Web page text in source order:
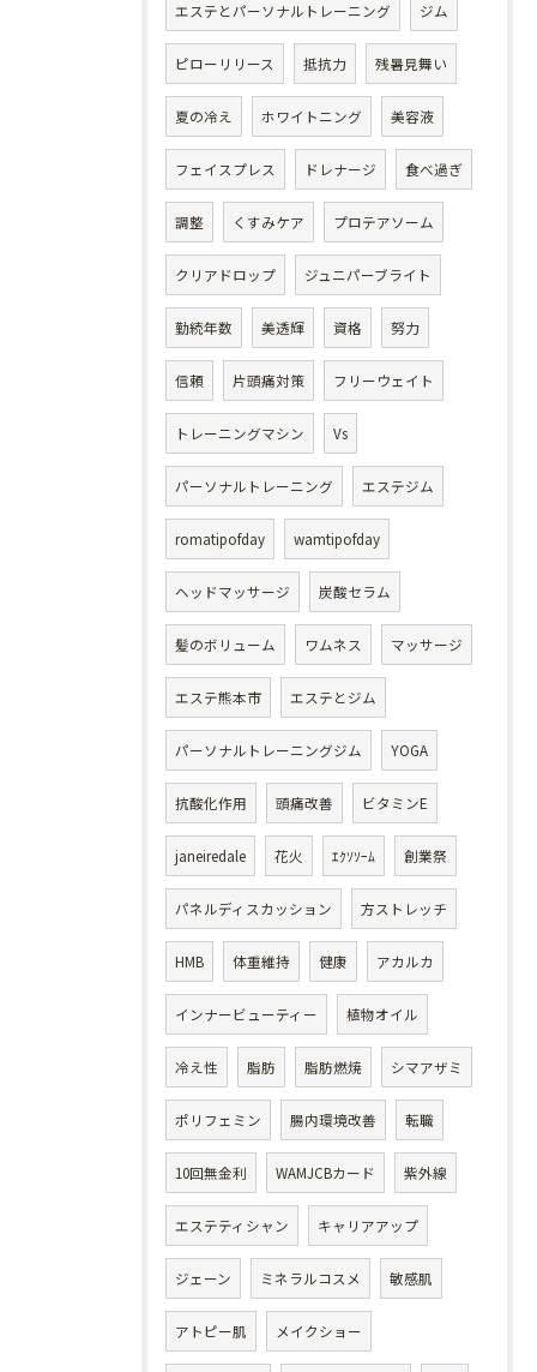
エステとパーソナルトレーニング ジム
ピローリリース 抵抗力 残暑見舞い
夏の冷え ホワイトニング 美容液
フェイスプレス ドレナージ 食べ過ぎ
調整 くすみケア プロテアソーム
クリアドロップ ジュニパーブライト
勤続年数 美透輝 資格 努力
信頼 片頭痛対策 フリーウェイト
トレーニングマシン Vs
パーソナルトレーニング エステジム
romatipofday wamtipofday
ヘッドマッサージ 炭酸セラム
髪のボリューム ワムネス マッサージ
エステ熊本市 エステとジム
パーソナルトレーニングジム YOGA
抗酸化作用 頭痛改善 ビタミンE
janeiredale 花火 ｴｸｿｿｰﾑ 創業祭
パネルディスカッション 方ストレッチ
HMB 体重維持 健康 アカルカ
インナービューティー 植物オイル
冷え性 脂肪 脂肪燃焼 シマアザミ
ポリフェミン 腸内環境改善 転職
10回無金利 WAMJCBカード 紫外線
エステティシャン キャリアアップ
ジェーン ミネラルコスメ 敏感肌
アトピー肌 メイクショー